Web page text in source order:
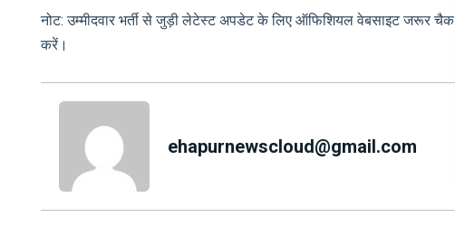
नोट: उम्मीदवार भर्ती से जुड़ी लेटेस्ट अपडेट के लिए ऑफिशियल वेबसाइट जरूर चैक
करें।
ehapurnewscloud@gmail.com